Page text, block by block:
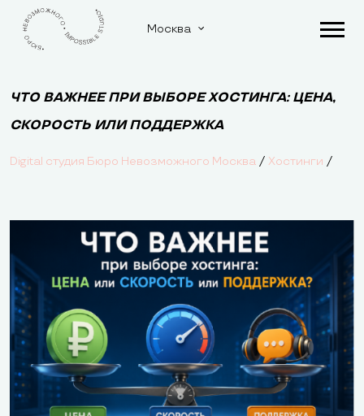
Москва
ЧТО ВАЖНЕЕ ПРИ ВЫБОРЕ ХОСТИНГА: ЦЕНА,
СКОРОСТЬ ИЛИ ПОДДЕРЖКА
Digital студия Бюро Невозможного Москва / Хостинги /